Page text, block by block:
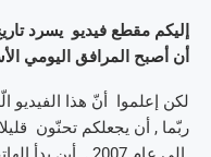
إليكم مقطع فيديو يسرد
أن أصبح المرافق اليومي
لكن إعلموا أنّ هذا
ربّما , أن يجعلكم تحنّون